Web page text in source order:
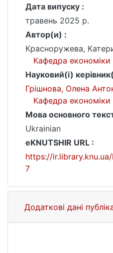
Дата випуску :
травень 2025 р.
Автор(и) :
Красноружева,
Кафедра економіки
Науковий(і)
Грішнова, Олена
Кафедра економіки
Мова основного
Ukrainian
eKNUTSHIR URL :
https://
7
Додаткові дані